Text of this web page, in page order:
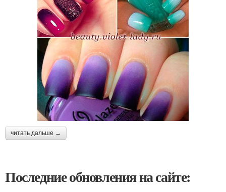
читать дальше →
Последние обновления на сайте: